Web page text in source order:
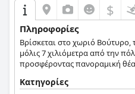
$
Πληροφορίες
Βρίσκεται στο χωριό Βούτυρο,
μόλις 7 χιλιόμετρα από την
προσφέροντας πανοραμική
Κατηγορίες